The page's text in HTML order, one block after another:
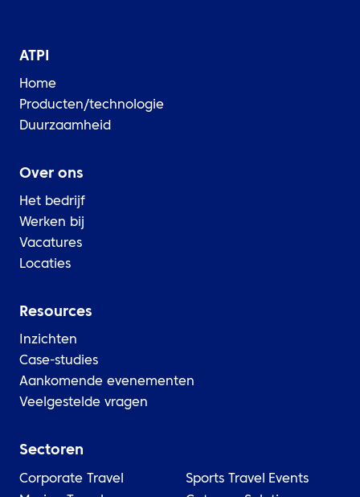
ATPI
Home
Producten/technologie
Duurzaamheid
Over ons
Het bedrijf
Werken bij
Vacatures
Locaties
Resources
Inzichten
Case-studies
Aankomende evenementen
Veelgestelde vragen
Sectoren
Corporate Travel
Sports Travel
Events